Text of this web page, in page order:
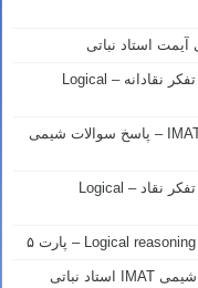
آیمت استاد نباتی
نمونه سوالات آیمت ایتالیا – استدلال و منطق – تفکر نقادانه – Logical
پاسخ سوالات آیمت ۲۰۲۵ ایتالیا – آزمون IMAT 2025 – پاسخ سوالات شیمی
نمونه سوالات آیمت ایتالیا – استدلال و منطق – تفکر نقاد – Logical